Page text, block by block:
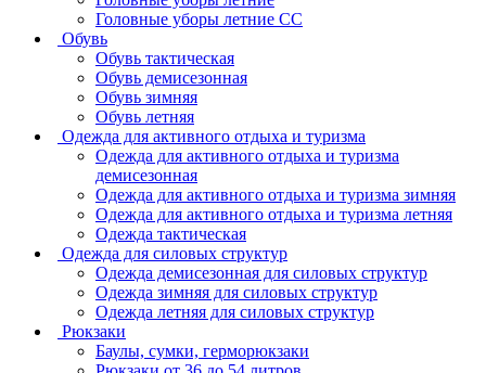
Головные уборы летние СС
Обувь
Обувь тактическая
Обувь демисезонная
Обувь зимняя
Обувь летняя
Одежда для активного отдыха и туризма
Одежда для активного отдыха и туризма
демисезонная
Одежда для активного отдыха и туризма зимняя
Одежда для активного отдыха и туризма летняя
Одежда тактическая
Одежда для силовых структур
Одежда демисезонная для силовых структур
Одежда зимняя для силовых структур
Одежда летняя для силовых структур
Рюкзаки
Баулы, сумки, герморюкзаки